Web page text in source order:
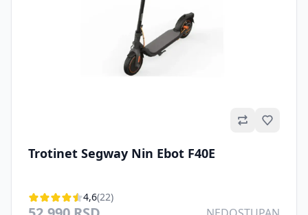
Trotinet Segway Nin Ebot F40E
4,6(22)